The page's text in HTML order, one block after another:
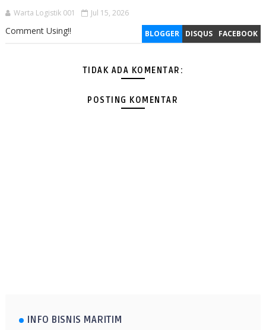
Warta Logistik 001 Jul 15, 2026
BLOGGER DISQUS FACEBOOK
Comment Using!!
TIDAK ADA KOMENTAR:
POSTING KOMENTAR
INFO BISNIS MARITIM